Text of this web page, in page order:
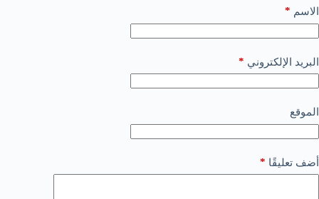
الاسم *
البريد الإلكتروني *
الموقع
أضف تعليقًا *